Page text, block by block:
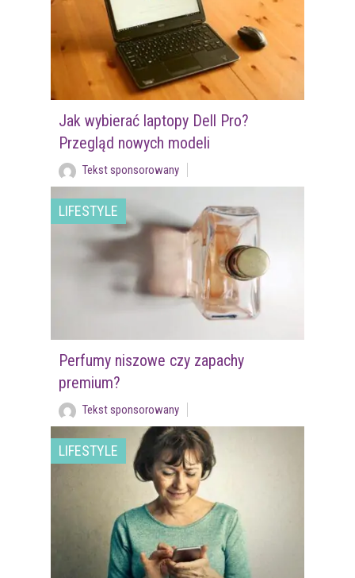
Jak wybierać laptopy Dell Pro?
Przegląd nowych modeli
Tekst sponsorowany
LIFESTYLE
Perfumy niszowe czy zapachy
premium?
Tekst sponsorowany
LIFESTYLE